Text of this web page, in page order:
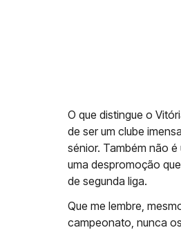
O que distingue o
de ser um clube
sénior. Também não
uma despromoção
de segunda liga.
Que me lembre,
campeonato, nunca